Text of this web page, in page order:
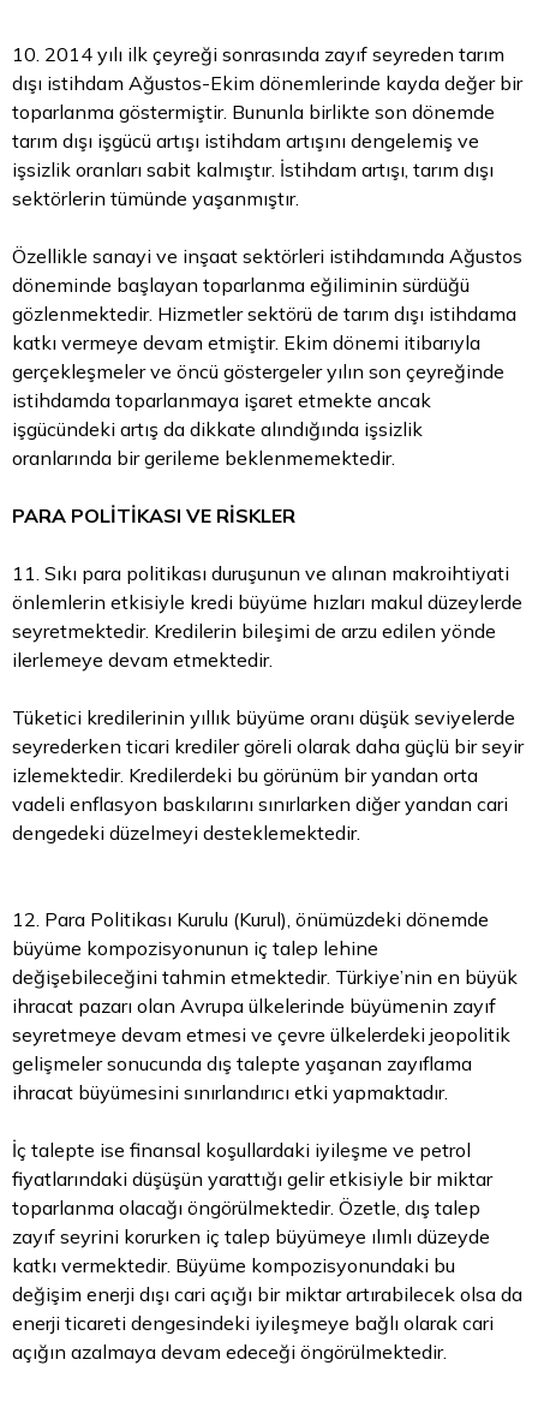
10. 2014 yılı ilk çeyreği sonrasında zayıf seyreden tarım
dışı istihdam Ağustos-Ekim dönemlerinde kayda değer bir
toparlanma göstermiştir. Bununla birlikte son dönemde
tarım dışı işgücü artışı istihdam artışını dengelemiş ve
işsizlik oranları sabit kalmıştır. İstihdam artışı, tarım dışı
sektörlerin tümünde yaşanmıştır.
Özellikle sanayi ve inşaat sektörleri istihdamında Ağustos
döneminde başlayan toparlanma eğiliminin sürdüğü
gözlenmektedir. Hizmetler sektörü de tarım dışı istihdama
katkı vermeye devam etmiştir. Ekim dönemi itibarıyla
gerçekleşmeler ve öncü göstergeler yılın son çeyreğinde
istihdamda toparlanmaya işaret etmekte ancak
işgücündeki artış da dikkate alındığında işsizlik
oranlarında bir gerileme beklenmemektedir.
PARA POLİTİKASI VE RİSKLER
11. Sıkı para politikası duruşunun ve alınan makroihtiyati
önlemlerin etkisiyle kredi büyüme hızları makul düzeylerde
seyretmektedir. Kredilerin bileşimi de arzu edilen yönde
ilerlemeye devam etmektedir.
Tüketici kredilerinin yıllık büyüme oranı düşük seviyelerde
seyrederken ticari krediler göreli olarak daha güçlü bir seyir
izlemektedir. Kredilerdeki bu görünüm bir yandan orta
vadeli enflasyon baskılarını sınırlarken diğer yandan cari
dengedeki düzelmeyi desteklemektedir.
12. Para Politikası Kurulu (Kurul), önümüzdeki dönemde
büyüme kompozisyonunun iç talep lehine
değişebileceğini tahmin etmektedir. Türkiye’nin en büyük
ihracat pazarı olan Avrupa ülkelerinde büyümenin zayıf
seyretmeye devam etmesi ve çevre ülkelerdeki jeopolitik
gelişmeler sonucunda dış talepte yaşanan zayıflama
ihracat büyümesini sınırlandırıcı etki yapmaktadır.
İç talepte ise finansal koşullardaki iyileşme ve petrol
fiyatlarındaki düşüşün yarattığı gelir etkisiyle bir miktar
toparlanma olacağı öngörülmektedir. Özetle, dış talep
zayıf seyrini korurken iç talep büyümeye ılımlı düzeyde
katkı vermektedir. Büyüme kompozisyonundaki bu
değişim enerji dışı cari açığı bir miktar artırabilecek olsa da
enerji ticareti dengesindeki iyileşmeye bağlı olarak cari
açığın azalmaya devam edeceği öngörülmektedir.